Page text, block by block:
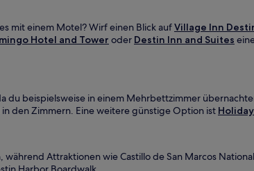
mit einem Motel? Wirf einen Blick aufVillage Inn
Hotel and Tower oder Destin Inn and Suites
beispielsweise in einem Mehrbettzimmer
den Zimmern. Eine weitere günstige Option ist
Attraktionen wie Castillo de San Marcos